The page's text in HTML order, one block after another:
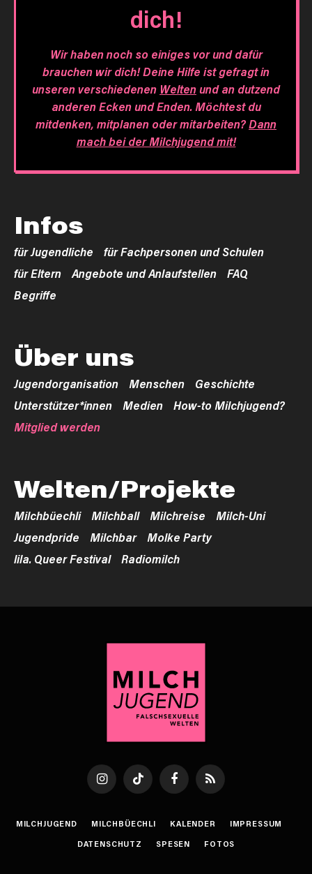
dich!
Wir haben noch so einiges vor und dafür
brauchen wir dich! Deine Hilfe ist gefragt in
unseren verschiedenen Weltenund an dutzend
anderen Ecken und Enden. Möchtest du
mitdenken, mitplanen oder mitarbeiten?Dann
mach bei der Milchjugend mit!
Infos
für Jugendliche
für Fachpersonen und Schulen
für Eltern
Angebote und Anlaufstellen
FAQ
Begriffe
Über uns
Jugendorganisation Menschen
Geschichte
Unterstützer*innen
Medien
How-to Milchjugend?
Mitglied werden
Welten/Projekte
Milchbüechli Milchball Milchreise
Milch-Uni
Jugendpride
Milchbar
Molke Party
lila. Queer Festival
Radiomilch
InstagramTikTok FacebookRSS
MILCHJUGEND MILCHBÜECHLI KALENDER
IMPRESSUM
DATENSCHUTZ
SPESEN FOTOS